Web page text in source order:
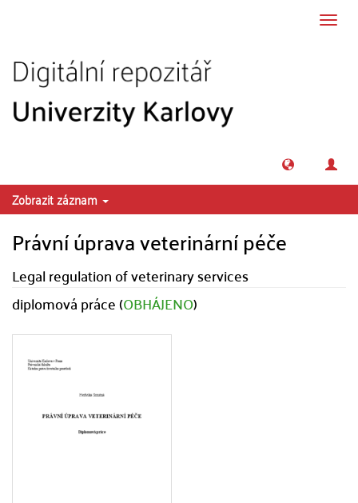
Zobrazit záznam
Právní úprava veterinární péče
Legal regulation of veterinary services
diplomová práce (OBHÁJENO)